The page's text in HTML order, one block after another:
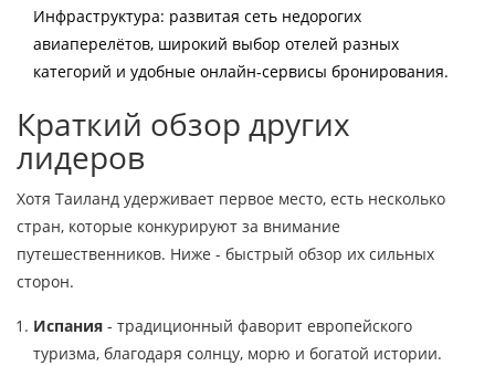
Инфраструктура: развитая сеть недорогих
авиаперелётов, широкий выбор отелей разных
категорий и удобные онлайн‑сервисы бронирования.
Краткий обзор других
лидеров
Хотя Таиланд удерживает первое место, есть несколько
стран, которые конкурируют за внимание
путешественников. Ниже - быстрый обзор их сильных
сторон.
Испания - традиционный фаворит европейского
туризма, благодаря солнцу, морю и богатой истории.